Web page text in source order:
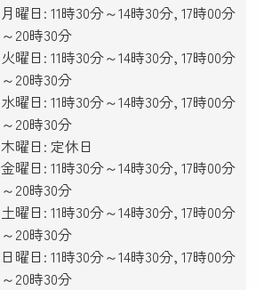
月曜日: 11時30分～14時30分, 17時00分
～20時30分
火曜日: 11時30分～14時30分, 17時00分
～20時30分
水曜日: 11時30分～14時30分, 17時00分
～20時30分
木曜日: 定休日
金曜日: 11時30分～14時30分, 17時00分
～20時30分
土曜日: 11時30分～14時30分, 17時00分
～20時30分
日曜日: 11時30分～14時30分, 17時00分
～20時30分